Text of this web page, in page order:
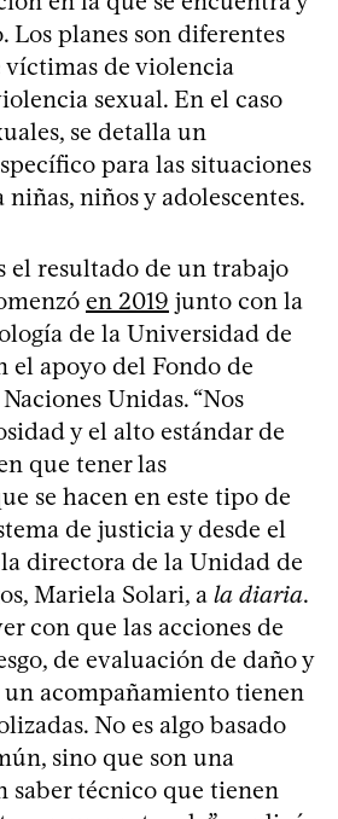
Los planes son diferentes
víctimas de violencia
sexual. En el caso
se detalla un
para las situaciones
niños y adolescentes.
el resultado de un trabajo
en 2019 junto con la
de la Universidad de
el apoyo del Fondo de
Unidas. “Nos
y el alto estándar de
que tener las
se hacen en este tipo de
de justicia y desde el
la directora de la Unidad de
Mariela Solari, a la diaria.
con que las acciones de
de evaluación de daño y
un acompañamiento tienen
No es algo basado
sino que son una
saber técnico que tienen